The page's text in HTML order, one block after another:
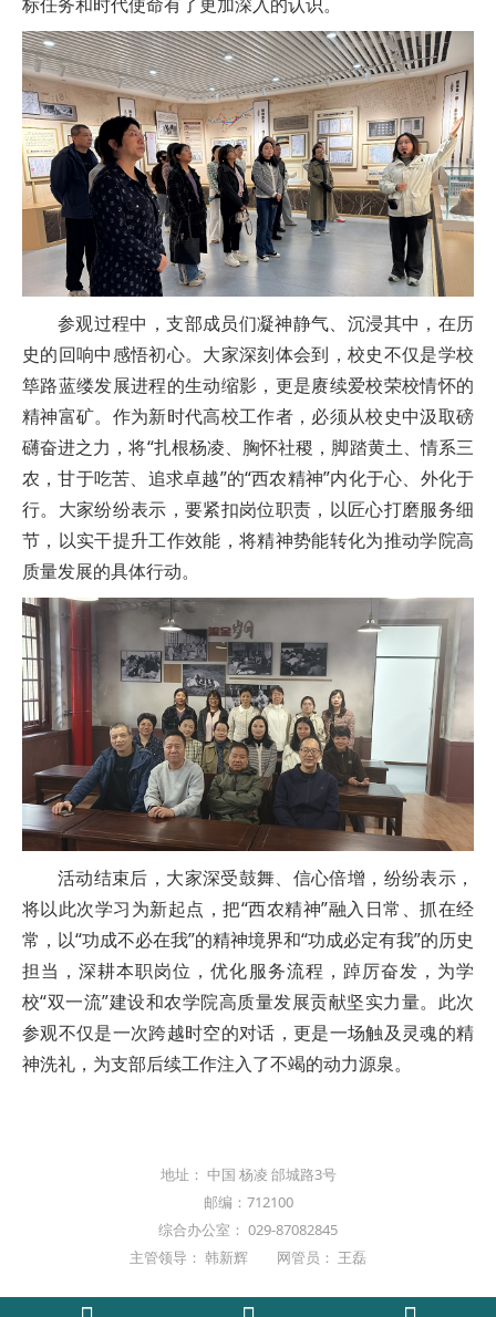
标任务和时代使命有了更加深入的认识。
参观过程中，支部成员们凝神静气、沉浸其中，在历
史的回响中感悟初心。大家深刻体会到，校史不仅是学校
筚路蓝缕发展进程的生动缩影，更是赓续爱校荣校情怀的
精神富矿。作为新时代高校工作者，必须从校史中汲取磅
礴奋进之力，将“扎根杨凌、胸怀社稷，脚踏黄土、情系三
农，甘于吃苦、追求卓越”的“西农精神”内化于心、外化于
行。大家纷纷表示，要紧扣岗位职责，以匠心打磨服务细
节，以实干提升工作效能，将精神势能转化为推动学院高
质量发展的具体行动。
活动结束后，大家深受鼓舞、信心倍增，纷纷表示，
将以此次学习为新起点，把“西农精神”融入日常、抓在经
常，以“功成不必在我”的精神境界和“功成必定有我”的历史
担当，深耕本职岗位，优化服务流程，踔厉奋发，为学
校“双一流”建设和农学院高质量发展贡献坚实力量。此次
参观不仅是一次跨越时空的对话，更是一场触及灵魂的精
神洗礼，为支部后续工作注入了不竭的动力源泉。
地址： 中国 杨凌 邰城路3号
邮编：712100
综合办公室： 029-87082845
主管领导： 韩新辉 网管员： 王磊